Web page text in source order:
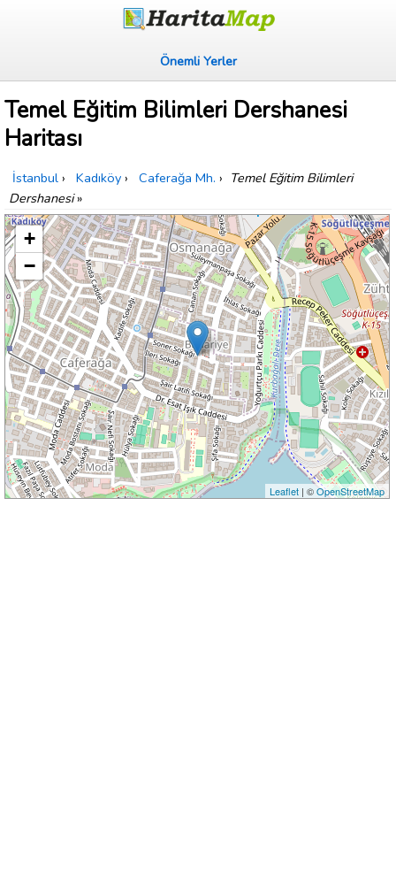
Önemli Yerler
Temel Eğitim Bilimleri Dershanesi
Haritası
İstanbul › Kadıköy › Caferağa Mh. › Temel Eğitim Bilimleri
Dershanesi»
+
−
Leaflet| ©OpenStreetMap